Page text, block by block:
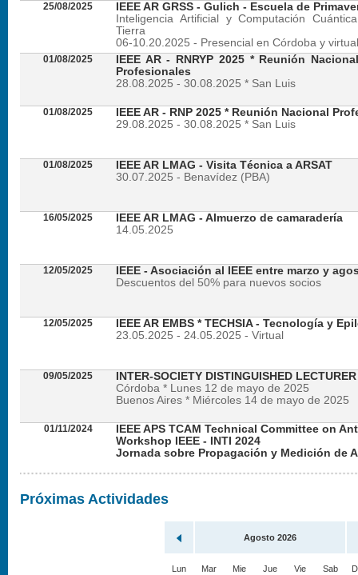
25/08/2025
IEEE AR GRSS - Gulich - Escuela de
Inteligencia Artificial y Computación
Tierra
06-10.20.2025 - Presencial en Córdoba y virtual
01/08/2025
IEEE AR - RNRYP 2025 * Reunión
Profesionales
28.08.2025 - 30.08.2025 * San Luis
01/08/2025
IEEE AR - RNP 2025 * Reunión Nacional
29.08.2025 - 30.08.2025 * San Luis
01/08/2025
IEEE AR LMAG - Visita Técnica a ARSAT
30.07.2025 - Benavídez (PBA)
16/05/2025
IEEE AR LMAG - Almuerzo de camaradería
14.05.2025
12/05/2025
IEEE - Asociación al IEEE entre marzo y
Descuentos del 50% para nuevos socios
12/05/2025
IEEE AR EMBS * TECHSIA - Tecnología y
23.05.2025 - 24.05.2025 - Virtual
09/05/2025
INTER-SOCIETY DISTINGUISHED
Córdoba * Lunes 12 de mayo de 2025
Buenos Aires * Miércoles 14 de mayo de 2025
01/11/2024
IEEE APS TCAM Technical Committee on
Workshop IEEE - INTI 2024
Jornada sobre Propagación y Medición de
Próximas Actividades
Agosto 2026
Lun Mar Mie Jue Vie Sab